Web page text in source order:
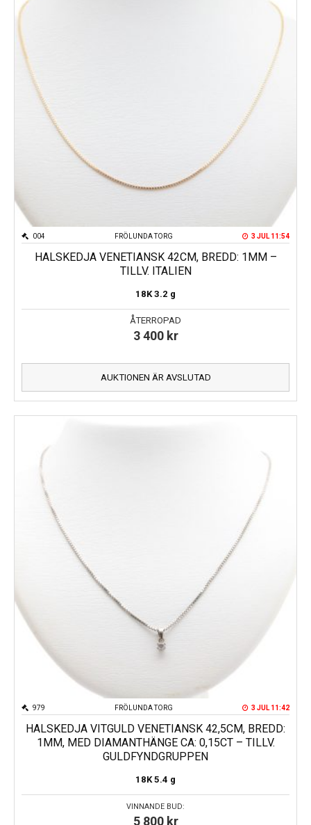
FRÖLUNDA TORG
004 3 JUL 11:54
HALSKEDJA VENETIANSK 42CM, BREDD: 1MM –
TILLV. ITALIEN
18K 3.2 g
ÅTERROPAD
3 400 kr
AUKTIONEN ÄR AVSLUTAD
FRÖLUNDA TORG
979 3 JUL 11:42
HALSKEDJA VITGULD VENETIANSK 42,5CM, BREDD:
1MM, MED DIAMANTHÄNGE CA: 0,15CT – TILLV.
GULDFYNDGRUPPEN
18K 5.4 g
VINNANDE BUD:
5 800 kr